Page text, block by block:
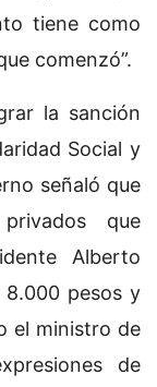
tiene como
comenzó”.
la sanción
Social y
señaló que
que
Alberto
pesos y
el ministro de
de